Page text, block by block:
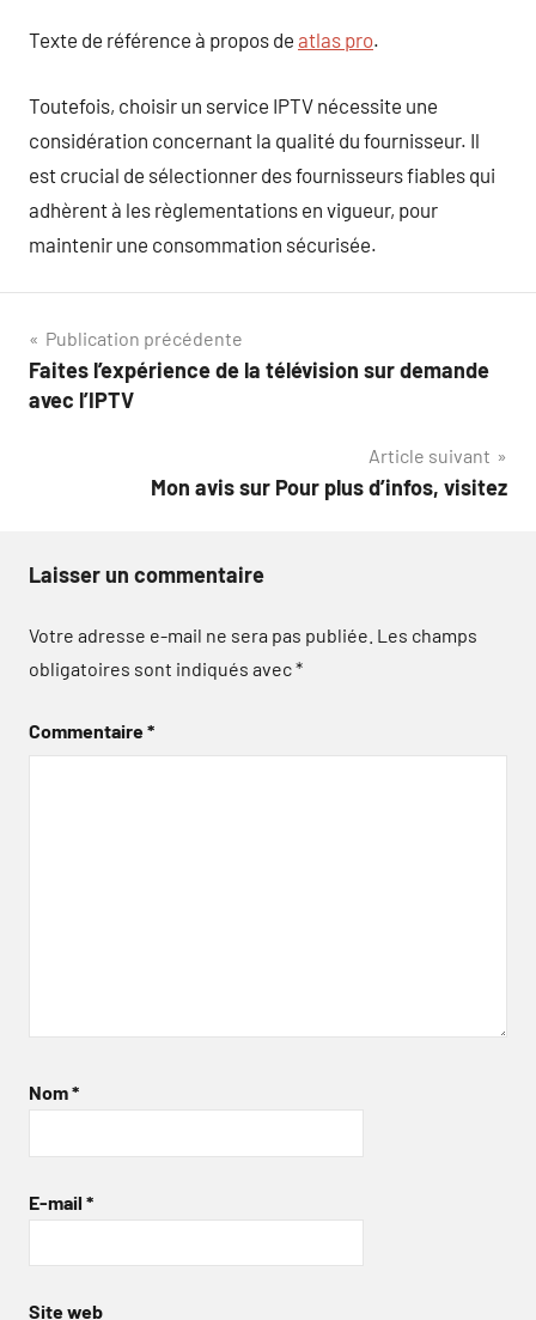
Texte de référence à propos de atlas pro.
Toutefois, choisir un service IPTV nécessite une
considération concernant la qualité du fournisseur. Il
est crucial de sélectionner des fournisseurs fiables qui
adhèrent à les règlementations en vigueur, pour
maintenir une consommation sécurisée.
Navigation
de
Publication précédente
Faites l’expérience de la télévision sur demande
avec l’IPTV
Article suivant
Mon avis sur Pour plus d’infos, visitez
Laisser un commentaire
Votre adresse e-mail ne sera pas publiée. Les champs
obligatoires sont indiqués avec*
Commentaire*
Nom*
E-mail *
Site web